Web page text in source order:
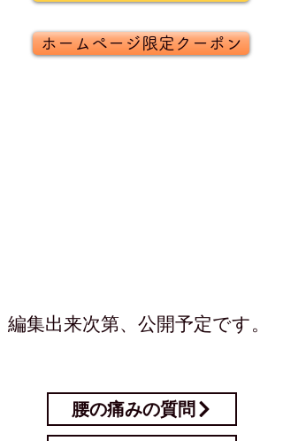
ホームページ限定クーポン
編集出来次第、公開予定です。
腰の痛みの質問